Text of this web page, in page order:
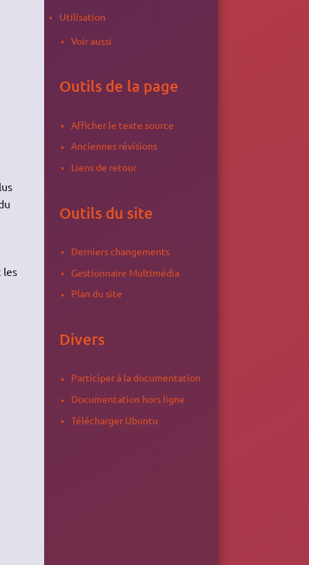
les
Utilisation
Voir aussi
Outils de la page
Afficher le texte source
Anciennes révisions
Liens de retour
Outils du site
Derniers changements
Gestionnaire Multimédia
Plan du site
Divers
Participer à la documentation
Documentation hors ligne
Télécharger Ubuntu